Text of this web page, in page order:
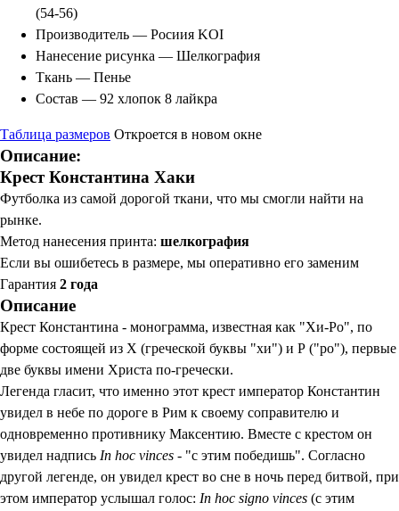
(54-56)
Производитель — Росиия KOI
Нанесение рисунка — Шелкография
Ткань — Пенье
Состав — 92 хлопок 8 лайкра
Таблица размеров Откроется в новом окне
Описание:
Крест Константина Хаки
Футболка из самой дорогой ткани, что мы смогли найти на
рынке.
Метод нанесения принта: шелкография
Если вы ошибетесь в размере, мы оперативно его заменим
Гарантия 2 года
Описание
Крест Константина - монограмма, известная как "Хи-Ро", по
форме состоящей из Х (греческой буквы "хи") и Р ("ро"), первые
две буквы имени Христа по-гречески.
Легенда гласит, что именно этот крест император Константин
увидел в небе по дороге в Рим к своему соправителю и
одновременно противнику Максентию. Вместе с крестом он
увидел надпись In hoc vinces - "с этим победишь". Согласно
другой легенде, он увидел крест во сне в ночь перед битвой, при
этом император услышал голос: In hoc signo vinces (с этим